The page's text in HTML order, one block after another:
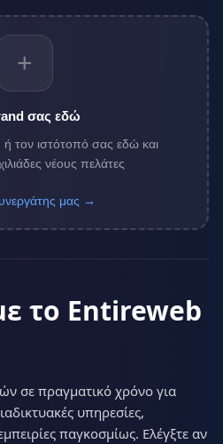
+
σας εδώ
τον ιστότοπό σας εδώ και
νέους πελάτες
μας →
το Entireweb
σε πραγματικό χρόνο για
υπηρεσίες,
παγκοσμίως. Ελέγξτε αν